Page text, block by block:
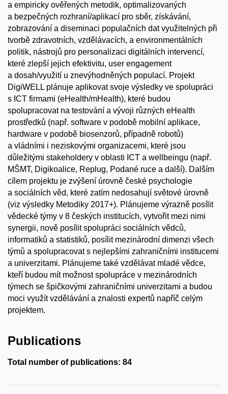
a empiricky ověřených metodik, optimalizovaných
a bezpečných rozhraní/aplikací pro sběr, získávání,
zobrazování a diseminaci populačních dat využitelných při
tvorbě zdravotních, vzdělávacích, a environmentálních
politik, nástrojů pro personalizaci digitálních intervencí,
které zlepší jejich efektivitu, user engagement
a dosah/využití u znevýhodněných populací. Projekt
DigiWELL plánuje aplikovat svoje výsledky ve spolupráci
s ICT firmami (eHealth/mHealth), které budou
spolupracovat na testování a vývoji různých eHealth
prostředků (např. software v podobě mobilní aplikace,
hardware v podobě biosenzorů, případně robotů)
a vládními i neziskovými organizacemi, které jsou
důležitými stakeholdery v oblasti ICT a wellbeingu (např.
MŠMT, Digikoalice, Replug, Podané ruce a další). Dalším
cílem projektu je zvýšení úrovně české psychologie
a sociálních věd, které zatím nedosahují světové úrovně
(viz výsledky Metodiky 2017+). Plánujeme výrazně posílit
vědecké týmy v 8 českých institucích, vytvořit mezi nimi
synergii, nově posílit spolupráci sociálních vědců,
informatiků a statistiků, posílit mezinárodní dimenzi všech
týmů a spolupracovat s nejlepšími zahraničními institucemi
a univerzitami. Plánujeme také vzdělávat mladé vědce,
kteří budou mít možnost spolupráce v mezinárodních
týmech se špičkovými zahraničními univerzitami a budou
moci využít vzdělávání a znalosti expertů napříč celým
projektem.
Publications
Total number of publications: 84